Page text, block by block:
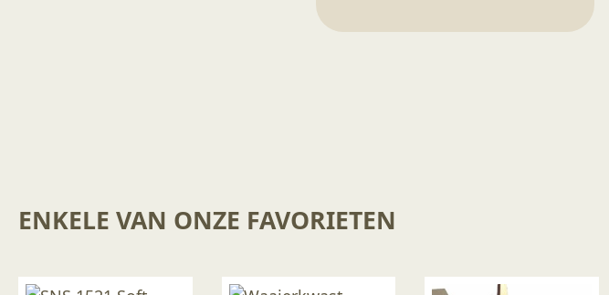
ENKELE VAN ONZE FAVORIETEN